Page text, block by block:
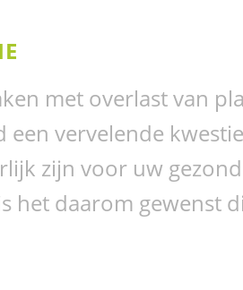
met overlast van
vervelende
zijn voor uw
het daarom gewenst